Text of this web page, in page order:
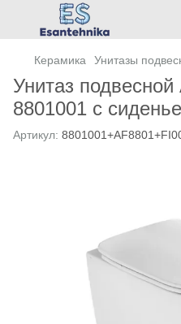
Керамика Унитазы
Унитаз
8801001 с
Артикул: